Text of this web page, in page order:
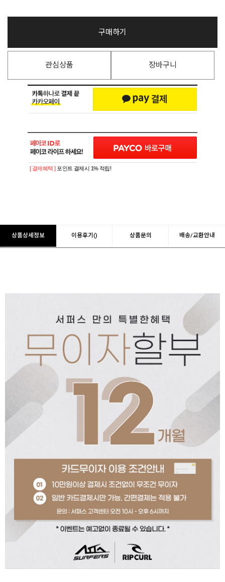
구매하기
관심상품 장바구니
PAYCO 바로구매
[ 결제혜택 ] 포인트 결제시 1% 적립!
상품상세정보 이용후기() 상품문의 배송/교환안내